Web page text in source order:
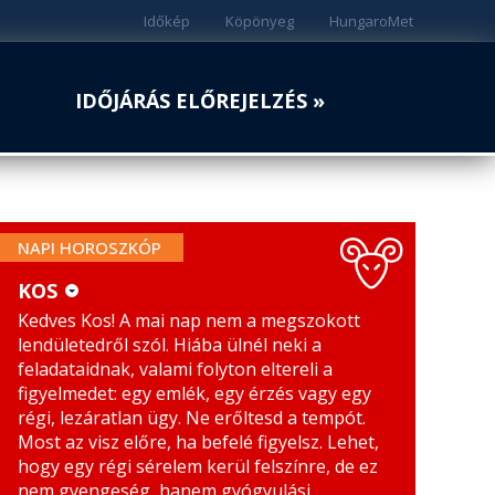
HungaroMet
Köpönyeg
Időkép
IDŐJÁRÁS ELŐREJELZÉS »
NAPI HOROSZKÓP
KOS
BIKA
IKREK
RÁK
MÉRLEG
SKORPIÓ
NYILAS
BAK
KOS
Kedves Kos! A mai nap nem a megszokott
lendületedről szól. Hiába ülnél neki a
feladataidnak, valami folyton eltereli a
figyelmedet: egy emlék, egy érzés vagy egy
régi, lezáratlan ügy. Ne erőltesd a tempót.
Most az visz előre, ha befelé figyelsz. Lehet,
hogy egy régi sérelem kerül felszínre, de ez